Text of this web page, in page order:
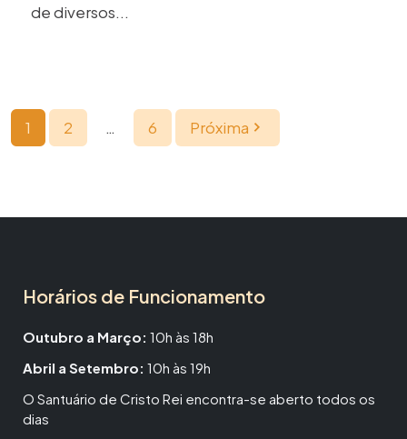
de diversos...
1 2 … 6 Próxima
Horários de Funcionamento
Outubro a Março: 10h às 18h
Abril a Setembro: 10h às 19h
O Santuário de Cristo Rei encontra-se aberto todos os
dias